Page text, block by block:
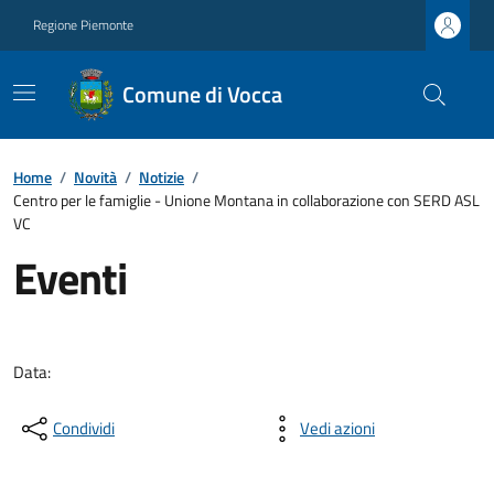
Regione Piemonte
Comune di Vocca
Home / Novità / Notizie /
Centro per le famiglie - Unione Montana in collaborazione con SERD ASL
VC
Eventi
Data:
Condividi Vedi azioni